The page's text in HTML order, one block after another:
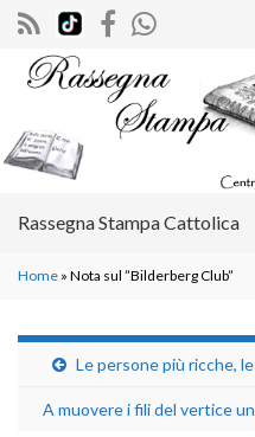
Search for:
Rassegna Stampa Cattolica
Home » Nota sul ”Bilderberg Club”
Le persone più ricche,
A muovere i fili del vertice